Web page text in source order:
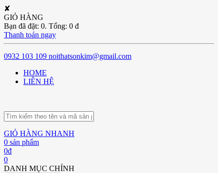
✘
GIỎ HÀNG
Bạn đã đặt: 0. Tổng: 0 đ
Thanh toán ngay
0932 103 109 noithatsonkim@gmail.com
HOME
LIÊN HỆ
GIỎ HÀNG NHANH
0 sản phẩm
0đ
0
DANH MỤC CHÍNH